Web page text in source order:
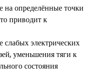
на определённые точки
приводит к
электрических
уменьшения тяги к
состояния